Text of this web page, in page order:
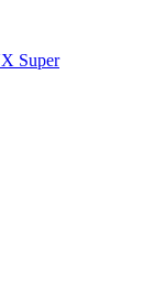
Super